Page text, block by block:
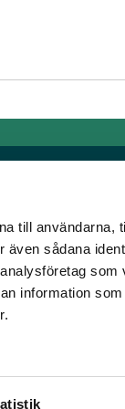
till användarna,
även sådana
som
information